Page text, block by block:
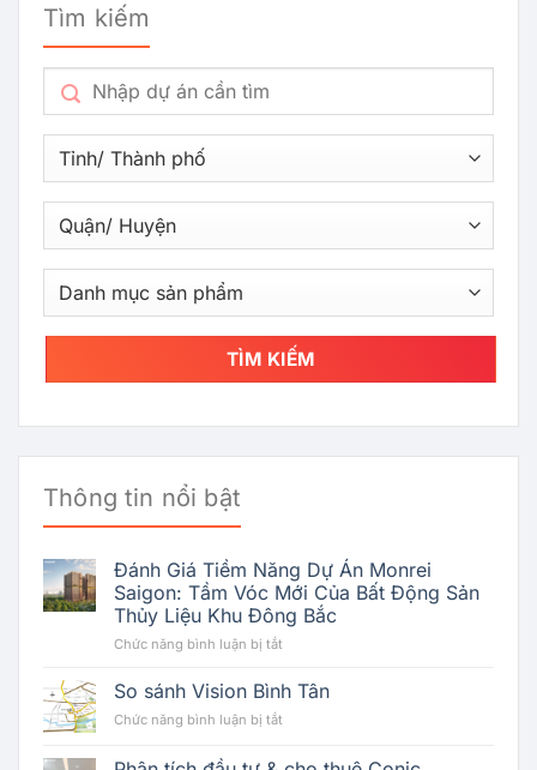
Tìm kiếm
TÌM KIẾM
Thông tin nổi bật
Đánh Giá Tiềm Năng Dự Án Monrei
Saigon: Tầm Vóc Mới Của Bất Động Sản
Thủy Liệu Khu Đông Bắc
Chức năng bình luận bị tắt
Giá
Tiềm
Năng
Án
So sánh Vision Bình Tân
Chức năng bình luận bị tắt
sánh